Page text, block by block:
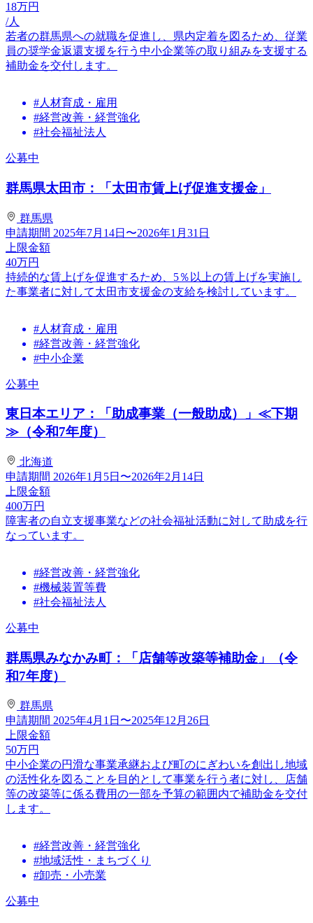
18万円
/人
若者の群馬県への就職を促進し、県内定着を図るため、従業
員の奨学金返還支援を行う中小企業等の取り組みを支援する
補助金を交付します。
#人材育成・雇用
#経営改善・経営強化
#社会福祉法人
公募中
群馬県太田市：「太田市賃上げ促進支援金」
群馬県
申請期間 2025年7月14日〜2026年1月31日
上限金額
40万円
持続的な賃上げを促進するため、5％以上の賃上げを実施し
た事業者に対して太田市支援金の支給を検討しています。
#人材育成・雇用
#経営改善・経営強化
#中小企業
公募中
東日本エリア：「助成事業（一般助成）」≪下期
≫（令和7年度）
北海道
申請期間 2026年1月5日〜2026年2月14日
上限金額
400万円
障害者の自立支援事業などの社会福祉活動に対して助成を行
なっています。
#経営改善・経営強化
#機械装置等費
#社会福祉法人
公募中
群馬県みなかみ町：「店舗等改築等補助金」（令
和7年度）
群馬県
申請期間 2025年4月1日〜2025年12月26日
上限金額
50万円
中小企業の円滑な事業承継および町のにぎわいを創出し地域
の活性化を図ることを目的として事業を行う者に対し、店舗
等の改築等に係る費用の一部を予算の範囲内で補助金を交付
します。
#経営改善・経営強化
#地域活性・まちづくり
#卸売・小売業
公募中